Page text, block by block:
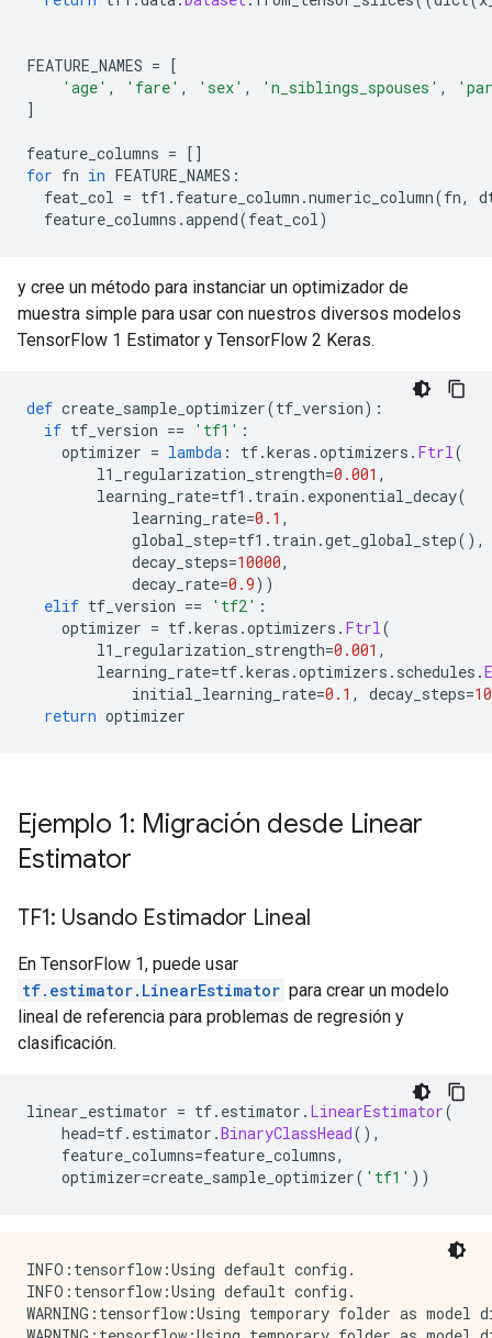
FEATURE_NAMES = [
'age' , 'fare' , 'sex' , 'n_siblings_spouses' ,
]
feature_columns = []
for fn in FEATURE_NAMES :
feat_col = tf1 . feature_column .numeric_column(fn,
feature_columns .append(feat_col)
y cree un método para instanciar un optimizador de
muestra simple para usar con nuestros diversos modelos
TensorFlow 1 Estimator y TensorFlow 2 Keras.
def create_sample_optimizer(tf_version):
if tf_version == 'tf1' :
optimizer = lambda : tf.keras .optimizers . Ftrl(
l1_regularization_strength=0.001 ,
learning_rate=tf1 . train . exponential_decay(
learning_rate=0.1 ,
global_step=tf1 . train .get_global_step(),
decay_steps=10000,
decay_rate=0.9))
elif tf_version == 'tf2' :
optimizer = tf.keras .optimizers . Ftrl(
l1_regularization_strength=0.001 ,
learning_rate=tf.keras .optimizers . schedules .
initial_learning_rate=0.1 , decay_steps=
return optimizer
Ejemplo 1: Migración desde Linear
Estimator
TF1: Usando Estimador Lineal
En TensorFlow 1, puede usar
tf.estimator.LinearEstimator para crear un modelo
lineal de referencia para problemas de regresión y
clasificación.
linear_estimator = tf. estimator . LinearEstimator(
head=tf. estimator .BinaryClassHead(),
feature_columns=feature_columns,
optimizer=create_sample_optimizer( 'tf1' ))
INFO:tensorflow:Using default config.
INFO:tensorflow:Using default config.
WARNING:tensorflow:Using temporary folder as